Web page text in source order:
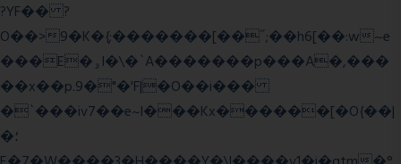
?YF�� ?
O��>9�K�{;�������[��˝;��h6[��:w~e
���E�ۅl�\�`A�������p���A�,���
��x��p.9�"�'F|�O��i���
�`���iv7��e~l���Kx������[�O{��|
�؛